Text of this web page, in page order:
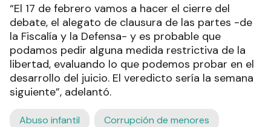
“El 17 de febrero vamos a hacer el cierre del
debate, el alegato de clausura de las partes -de
la Fiscalía y la Defensa- y es probable que
podamos pedir alguna medida restrictiva de la
libertad, evaluando lo que podemos probar en el
desarrollo del juicio. El veredicto sería la semana
siguiente”, adelantó.
Abuso infantil Corrupción de menores